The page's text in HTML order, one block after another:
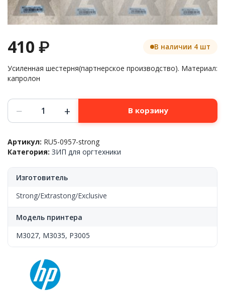
410 ₽
Усиленная шестерня(партнерское производство). Материал:
капролон
В наличии 4 шт
Количество
товара
Шестерня
термоузла)
20T,
RU5-
− + В корзину
Артикул: RU5-0957-strong
Категория: ЗИП для оргтехники
Изготовитель
Strong/Extrastong/Exclusive
Модель принтера
M3027, M3035, P3005